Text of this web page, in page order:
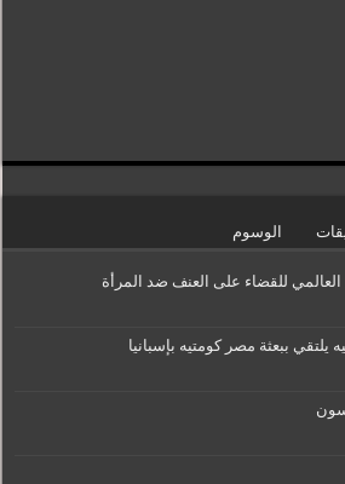
الوسوم
للقضاء على العنف ضد المرأة
يلتقي ببعثة مصر كومتيه بإسبانيا